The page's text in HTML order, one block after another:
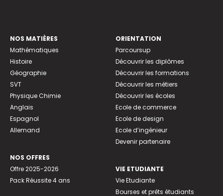
NOS MATIÈRES
Mathématiques
Histoire
Géographie
SVT
Physique Chimie
Anglais
Espagnol
Allemand
NOS OFFRES
Offre 2025-2026
Pack Réussite 4 ans
ORIENTATION
Parcoursup
Découvrir les diplômes
Découvrir les formations
Découvrir les métiers
Découvrir les écoles
Ecole de commerce
Ecole de design
Ecole d’ingénieur
Devenir partenaire
VIE ETUDIANTE
Vie Etudiante
Bourses et prêts étudiants